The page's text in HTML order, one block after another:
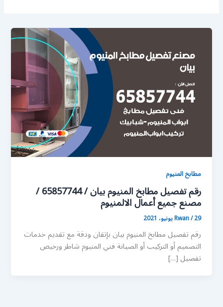
مطابخ المنيوم
رقم تفصيل مطابخ المنيوم بيان / 65857744 /
مصنع جميع أعمال الالمنيوم
Rwan/29 يونيو، 2021
رقم تفصيل مطابخ المنيوم بيان بإتقان ودقة مع تقديم خدمات
التصميم أو التركيب أو الصيانة فني المنيوم شاطر ورخيص
تفصيل […]